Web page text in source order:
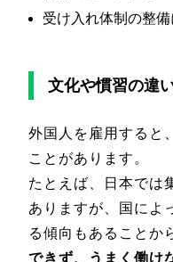
受け入れ体制の整
文化や慣習の違
外国人を雇用すると
ことがあります。
たとえば、日本では
ありますが、国によ
る傾向もあることか
できず、うまく働け